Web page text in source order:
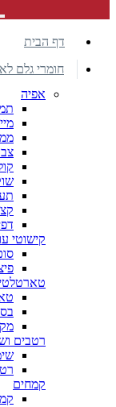
דף הבית
חומרי גלם
אפיה
קישוטי
רטבים
קמחים